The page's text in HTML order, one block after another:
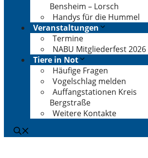
Bensheim – Lorsch
Handys für die Hummel
Veranstaltungen
Termine
NABU Mitgliederfest 2026
Tiere in Not
Häufige Fragen
Vogelschlag melden
Auffangstationen Kreis
Bergstraße
Weitere Kontakte